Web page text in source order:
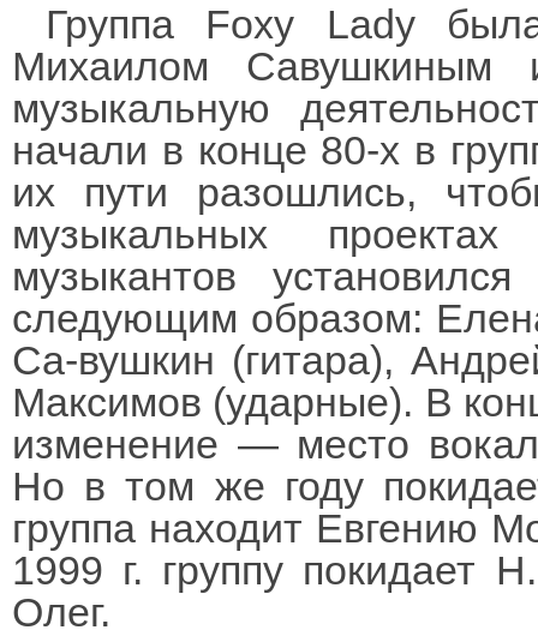
Группа Foxy Lady
Михаилом
музыкальную
начали в конце 80-х в
их пути разошлись,
музыкальных
музыкантов
следующим образом:
Са-вушкин (гитара),
Максимов (ударные). В
изменение — место
Но в том же году
группа находит Евгению
1999 г. группу покидает
Олег.